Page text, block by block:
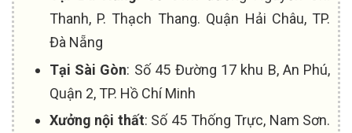
Thanh, P. Thạch Thang. Quận Hải Châu, TP.
Đà Nẵng
Tại Sài Gòn: Số 45 Đường 17 khu B, An Phú,
Quận 2, TP. Hồ Chí Minh
Xưởng nội thất: Số 45 Thống Trực, Nam Sơn.